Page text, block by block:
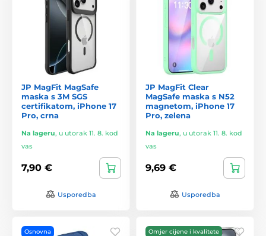
JP MagFit MagSafe
maska s 3M SGS
certifikatom, iPhone 17
Pro, crna
Na lageru, u utorak 11. 8. kod
vas
7,90 €
Usporedba
JP MagFit Clear
MagSafe maska s N52
magnetom, iPhone 17
Pro, zelena
Na lageru, u utorak 11. 8. kod
vas
9,69 €
Usporedba
Osnovna Omjer cijene i kvalitete